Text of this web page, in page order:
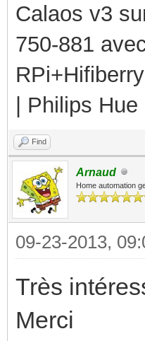
Calaos v3
750-881
| Philips
Find
Arnaud
Home automation
09-23-2013,
Très
Merci